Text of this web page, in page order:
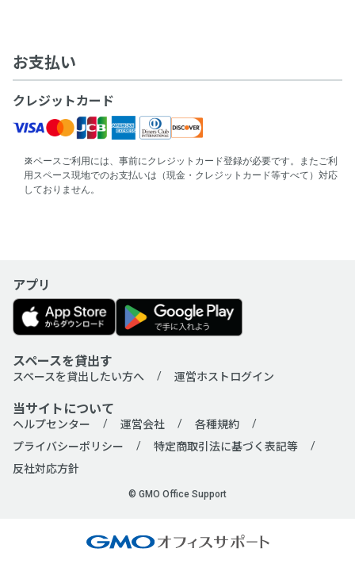
お支払い
クレジットカード
スペースご利用には、事前にクレジットカード登録が必要です。またご利
用スペース現地でのお支払いは（現金・クレジットカード等すべて）対応
しておりません。
アプリ
スペースを貸出す
スペースを貸出したい方へ 運営ホストログイン
当サイトについて
ヘルプセンター 運営会社
各種規約
プライバシーポリシー
特定商取引法に基づく表記等
反社対応方針
© GMO Office Support